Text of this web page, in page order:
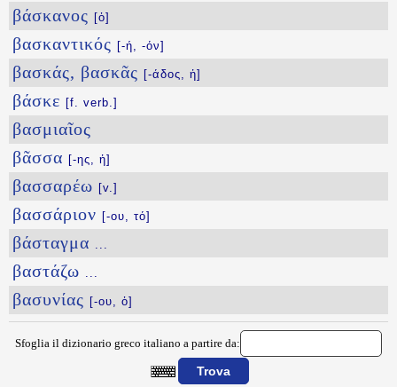
βάσκανος [ὁ]
βασκαντικός [-ή, -όν]
βασκάς, βασκᾶς [-άδος, ἡ]
βάσκε [f. verb.]
βασμιαῖος
βᾶσσα [-ης, ἡ]
βασσαρέω [v.]
βασσάριον [-ου, τό]
βάσταγμα ...
βαστάζω ...
βασυνίας [-ου, ὁ]
Sfoglia il dizionario greco italiano a partire da: